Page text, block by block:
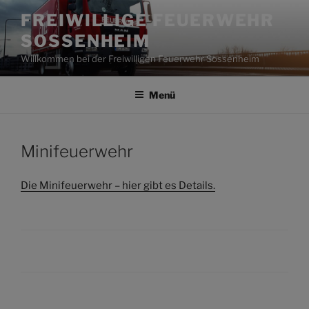
Zum
Inhalt
springen
FREIWILLIGE FEUERWEHR
SOSSENHEIM
Willkommen bei der Freiwilligen Feuerwehr Sossenheim
Menü
Minifeuerwehr
Die Minifeuerwehr – hier gibt es Details.